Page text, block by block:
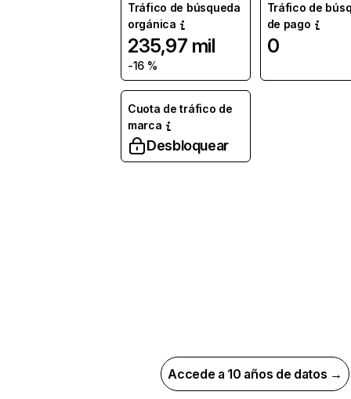
Tráfico de búsqueda
orgánica
235,97 mil
-16 %
Tráfico de
de pago
0
Cuota de tráfico de
marca
Desbloquear
Accede a 10 años de datos →